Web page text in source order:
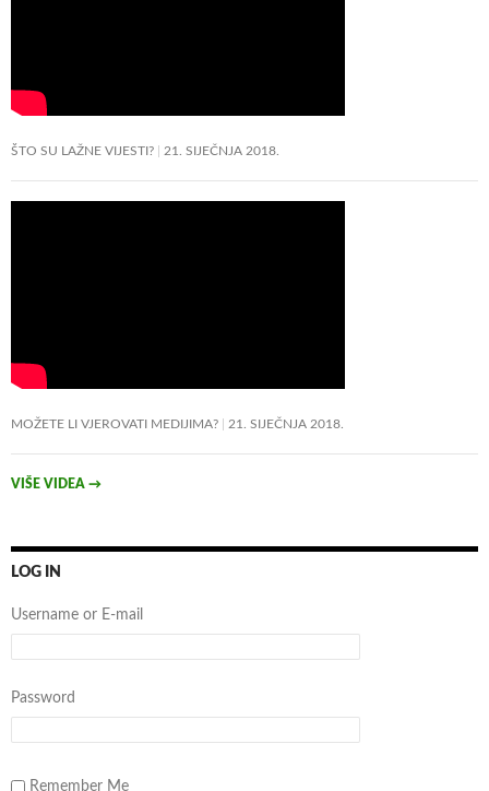
ŠTO SU LAŽNE VIJESTI? 21. SIJEČNJA 2018.
MOŽETE LI VJEROVATI MEDIJIMA? 21. SIJEČNJA 2018.
VIŠE VIDEA →
LOG IN
Username or E-mail
Password
Remember Me